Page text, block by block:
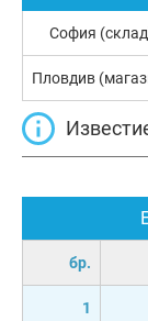
бр.
1
София
Пловдив